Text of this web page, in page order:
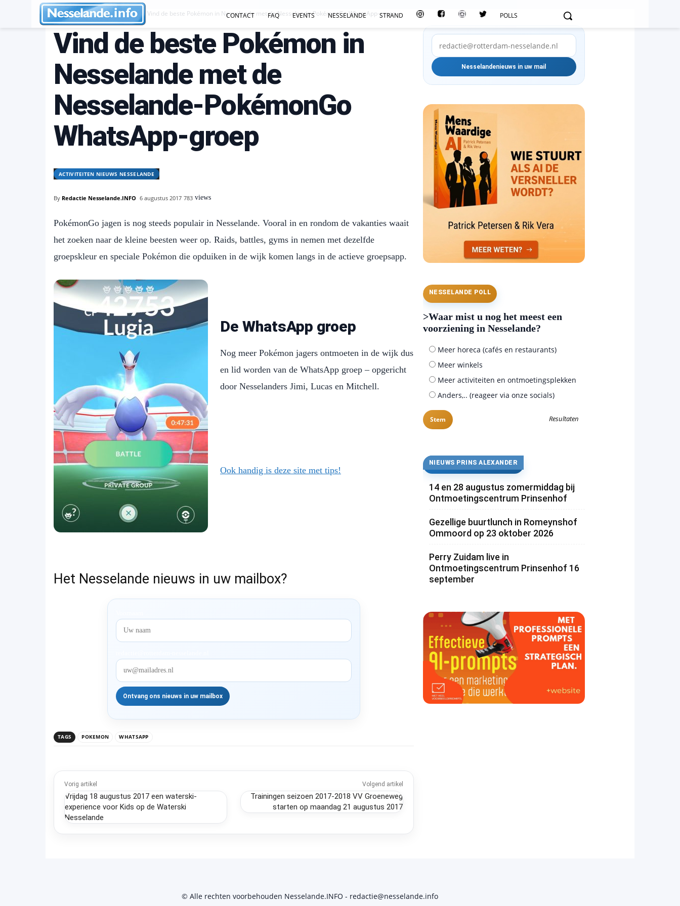
CONTACT FAQ EVENTS NESSELANDE STRAND POLLS
Activiteiten Nieuws Nesselande Vind de beste Pokémon in Nesselande met de Nesselande-PokémonGo WhatsApp-groep
Vind de beste Pokémon in
Nesselande met de
Nesselande-PokémonGo
WhatsApp-groep
ACTIVITEITEN NIEUWS NESSELANDE
By Redactie Nesselande.INFO 6 augustus 2017 783 views
PokémonGo jagen is nog steeds populair in Nesselande. Vooral in en rondom de vakanties waait
het zoeken naar de kleine beesten weer op. Raids, battles, gyms in nemen met dezelfde
groepskleur en speciale Pokémon die opduiken in de wijk komen langs in de actieve groepsapp.
De WhatsApp groep
Nog meer Pokémon jagers ontmoeten in de wijk dus
en lid worden van de WhatsApp groep – opgericht
door Nesselanders Jimi, Lucas en Mitchell.
Ook handig is deze site met tips!
Het Nesselande nieuws in uw mailbox?
TAGS POKEMON WHATSAPP
Vorig artikel
Vrijdag 18 augustus 2017 een waterski-
experience voor Kids op de Waterski
Nesselande
Volgend artikel
Trainingen seizoen 2017-2018 VV Groeneweg
starten op maandag 21 augustus 2017
NESSELANDE POLL
>Waar mist u nog het meest een
voorziening in Nesselande?
Meer horeca (cafés en restaurants)
Meer winkels
Meer activiteiten en ontmoetingsplekken
Anders,.. (reageer via onze socials)
Resultaten
NIEUWS PRINS ALEXANDER
14 en 28 augustus zomermiddag bij
Ontmoetingscentrum Prinsenhof
Gezellige buurtlunch in Romeynshof
Ommoord op 23 oktober 2026
Perry Zuidam live in
Ontmoetingscentrum Prinsenhof 16
september
© Alle rechten voorbehouden Nesselande.INFO - redactie@nesselande.info